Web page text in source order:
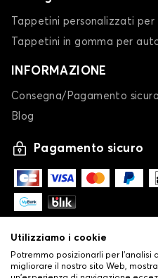
Tappetini personalizzati per
Tappetini in gomma per
INFORMAZIONE
Consegna/Pagamento
Blog
Pagamento sicuro
Utilizziamo i cookie
Potremmo posizionarli per l'analisi
migliorare il nostro sito Web,